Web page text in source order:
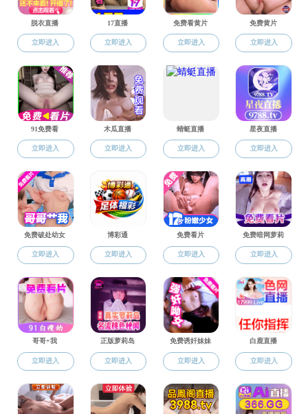
学工通知
奖助学金
创新创业
毕业就业
规章制度
常用下载
学子风采